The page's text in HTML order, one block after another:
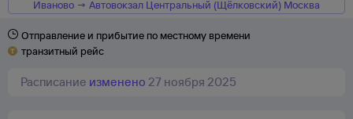
Иваново → Автовокзал Центральный (Щёлковский) Москва
Отправление и прибытие по местному времени
транзитный рейс
Расписание изменено 27 ноября 2025